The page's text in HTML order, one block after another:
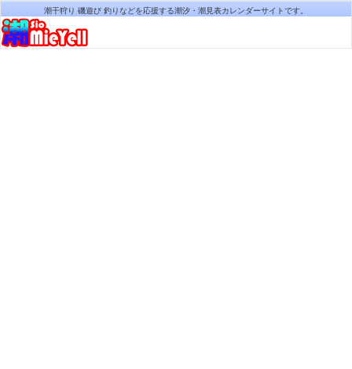
潮干狩り 磯遊び 釣りなどを応援する潮汐・潮見表カレンダーサイトです。